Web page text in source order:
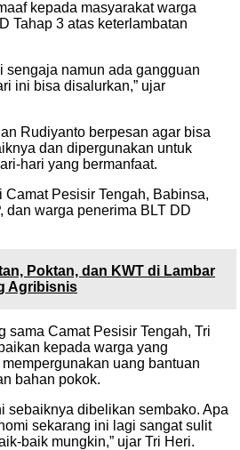
kepada masyarakat warga
Tahap 3 atas keterlambatan
sengaja namun ada gangguan
ini bisa disalurkan,” ujar
Rudiyanto berpesan agar bisa
dan dipergunakan untuk
hari yang bermanfaat.
Pesisir Tengah, Babinsa,
dan warga penerima BLT DD
Poktan, dan KWT di Lambar
Agribisnis
sama Camat Pesisir Tengah, Tri
kepada warga yang
uang bantuan
bahan pokok.
sebaiknya dibelikan sembako. Apa
sekarang ini lagi sangat sulit
baik mungkin,” ujar Tri Heri.